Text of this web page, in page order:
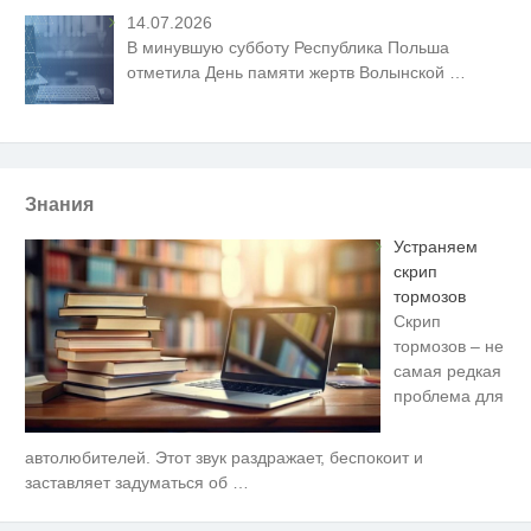
14.07.2026
В минувшую субботу Республика Польша
отметила День памяти жертв Волынской
Знания
Устраняем
скрип
тормозов
Скрип
тормозов – не
самая редкая
проблема для
автолюбителей. Этот звук раздражает, беспокоит и
заставляет задуматься об
i
Ролик длится пару секунд, но
вы будете в шоке от увиденного